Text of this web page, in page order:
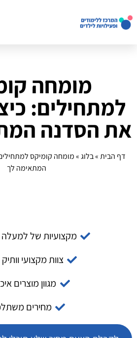
מומחה
למתחילים:
את הסדנה
דף הבית»בלוג»מומחה קומיקס
המתאימה לך
מקצועיות של למעלה מ-
צוות מקצועי
מגוון מוצרים
מחירים